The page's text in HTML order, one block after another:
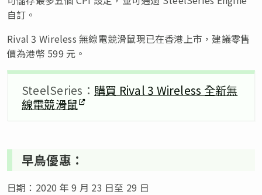
自訂。
Rival 3 Wireless 無線電競滑鼠現已在香港上市，建議零售
價為港幣 599 元。
SteelSeries： 購買 Rival 3 Wireless 全新無
線電競滑鼠
早鳥優惠：
日期：2020 年 9 月 23 日至 29 日